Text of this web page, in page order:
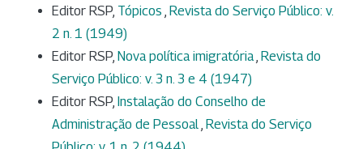
Editor RSP, Tópicos , Revista do Serviço Público: v.
2 n. 1 (1949)
Editor RSP, Nova política imigratória, Revista do
Serviço Público: v. 3 n. 3 e 4 (1947)
Editor RSP, Instalação do Conselho de
Administração de Pessoal, Revista do Serviço